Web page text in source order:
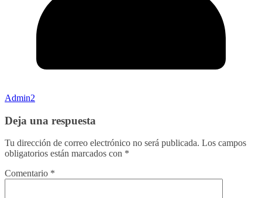
Admin2
Deja una respuesta
Tu dirección de correo electrónico no será publicada. Los campos
obligatorios están marcados con *
Comentario *